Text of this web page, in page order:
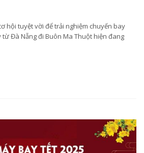
hội tuyệt vời để trải nghiệm chuyến bay
từ Đà Nẵng đi Buôn Ma Thuột hiện đang